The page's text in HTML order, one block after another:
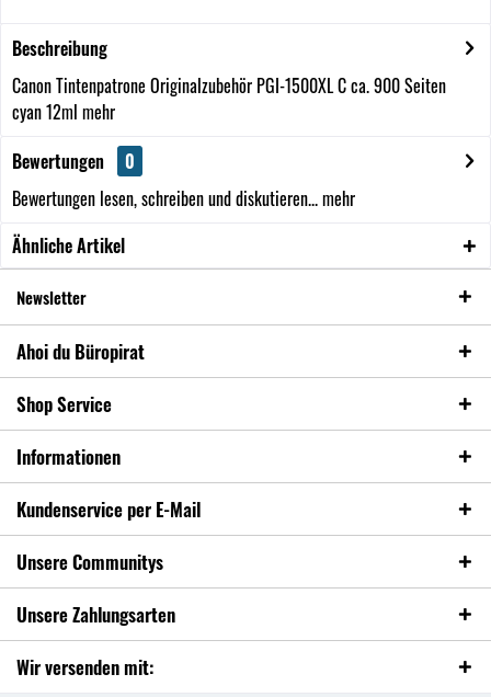
Beschreibung
Canon Tintenpatrone Originalzubehör PGI-1500XL C ca. 900 Seiten
cyan 12ml mehr
Bewertungen
0
Bewertungen lesen, schreiben und diskutieren...mehr
Ähnliche Artikel
Newsletter
Ahoi du Büropirat
Shop Service
Informationen
Kundenservice per E-Mail
Unsere Communitys
Unsere Zahlungsarten
Wir versenden mit: